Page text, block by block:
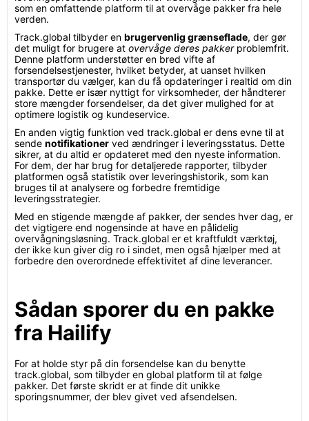
som en omfattende platform til at overvåge pakker fra hele
verden.
Track.global tilbyder en brugervenlig grænseflade, der gør
det muligt for brugere at overvåge deres pakkerproblemfrit.
Denne platform understøtter en bred vifte af
forsendelsestjenester, hvilket betyder, at uanset hvilken
transportør du vælger, kan du få opdateringer i realtid om din
pakke. Dette er især nyttigt for virksomheder, der håndterer
store mængder forsendelser, da det giver mulighed for at
optimere logistik og kundeservice.
En anden vigtig funktion ved track.global er dens evne til at
sende notifikationer ved ændringer i leveringsstatus. Dette
sikrer, at du altid er opdateret med den nyeste information.
For dem, der har brug for detaljerede rapporter, tilbyder
platformen også statistik over leveringshistorik, som kan
bruges til at analysere og forbedre fremtidige
leveringsstrategier.
Med en stigende mængde af pakker, der sendes hver dag, er
det vigtigere end nogensinde at have en pålidelig
overvågningsløsning. Track.global er et kraftfuldt værktøj,
der ikke kun giver dig ro i sindet, men også hjælper med at
forbedre den overordnede effektivitet af dine leverancer.
Sådan sporer du en pakke
fra Hailify
For at holde styr på din forsendelse kan du benytte
track.global, som tilbyder en global platform til at følge
pakker. Det første skridt er at finde dit unikke
sporingsnummer, der blev givet ved afsendelsen.